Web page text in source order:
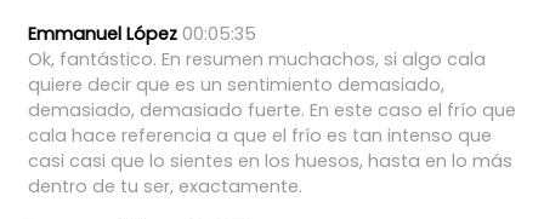
Emmanuel López 00:05:35
Ok, fantástico. En resumen muchachos, si algo cala
quiere decir que es un sentimiento demasiado,
demasiado, demasiado fuerte. En este caso el frío que
cala hace referencia a que el frío es tan intenso que
casi casi que lo sientes en los huesos, hasta en lo más
dentro de tu ser, exactamente.